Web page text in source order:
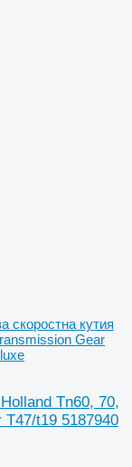
скоростна кутия
Gear
Tn60, 70,
t19 5187940